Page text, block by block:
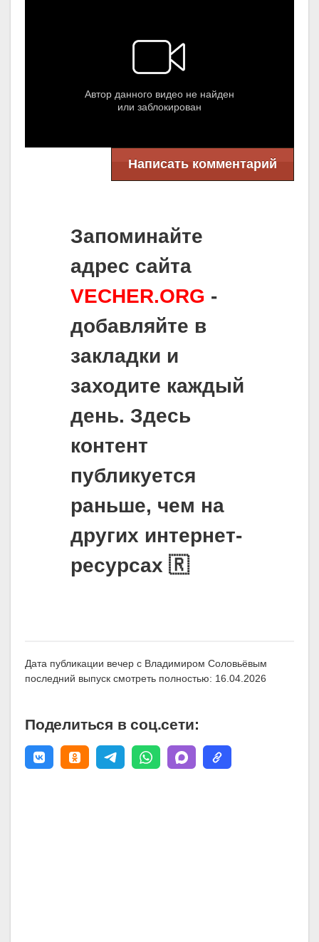
Написать комментарий
Запоминайте
адрес сайта
VECHER.ORG -
добавляйте в
закладки и
заходите каждый
день. Здесь
контент
публикуется
раньше, чем на
других интернет-
ресурсах 🇷
Дата публикации вечер с Владимиром Соловьёвым
последний выпуск смотреть полностью: 16.04.2026
Поделиться в соц.сети: